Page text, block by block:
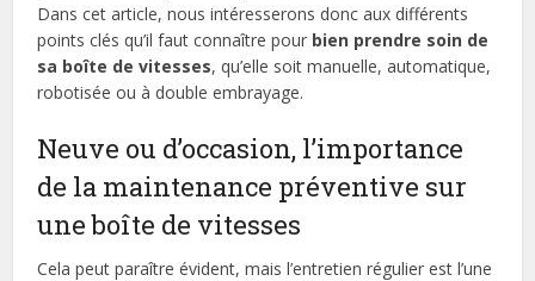
Dans cet article, nous intéresserons donc aux différents
points clés qu’il faut connaître pour bien prendre soin de
sa boîte de vitesses, qu’elle soit manuelle, automatique,
robotisée ou à double embrayage.
Neuve ou d’occasion, l’importance
de la maintenance préventive sur
une boîte de vitesses
Cela peut paraître évident, mais l’entretien régulier est l’une